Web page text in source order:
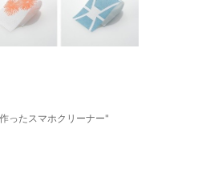
ったスマホクリーナー"